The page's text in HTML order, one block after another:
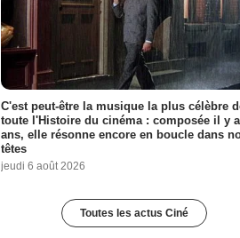
C'est peut-être la musique la plus célèbre
toute l'Histoire du cinéma : composée il y
ans, elle résonne encore en boucle dans
têtes
jeudi 6 août 2026
Toutes les actus Ciné